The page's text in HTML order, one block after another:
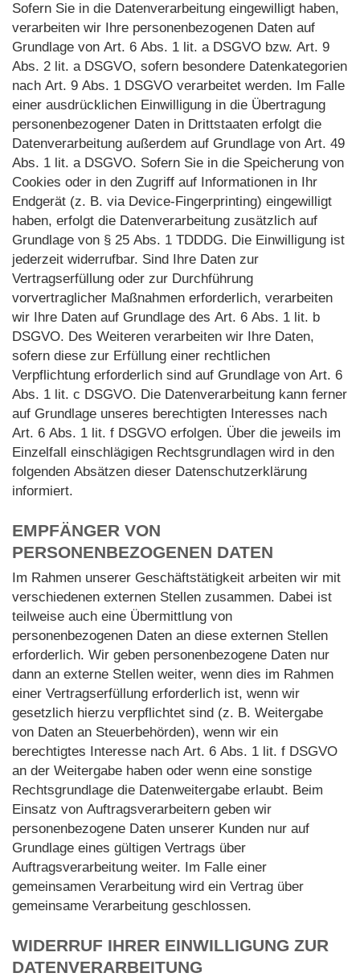
Sofern Sie in die Datenverarbeitung eingewilligt haben,
verarbeiten wir Ihre personenbezogenen Daten auf
Grundlage von Art. 6 Abs. 1 lit. a DSGVO bzw. Art. 9
Abs. 2 lit. a DSGVO, sofern besondere Datenkategorien
nach Art. 9 Abs. 1 DSGVO verarbeitet werden. Im Falle
einer ausdrücklichen Einwilligung in die Übertragung
personenbezogener Daten in Drittstaaten erfolgt die
Datenverarbeitung außerdem auf Grundlage von Art. 49
Abs. 1 lit. a DSGVO. Sofern Sie in die Speicherung von
Cookies oder in den Zugriff auf Informationen in Ihr
Endgerät (z. B. via Device-Fingerprinting) eingewilligt
haben, erfolgt die Datenverarbeitung zusätzlich auf
Grundlage von § 25 Abs. 1 TDDDG. Die Einwilligung ist
jederzeit widerrufbar. Sind Ihre Daten zur
Vertragserfüllung oder zur Durchführung
vorvertraglicher Maßnahmen erforderlich, verarbeiten
wir Ihre Daten auf Grundlage des Art. 6 Abs. 1 lit. b
DSGVO. Des Weiteren verarbeiten wir Ihre Daten,
sofern diese zur Erfüllung einer rechtlichen
Verpflichtung erforderlich sind auf Grundlage von Art. 6
Abs. 1 lit. c DSGVO. Die Datenverarbeitung kann ferner
auf Grundlage unseres berechtigten Interesses nach
Art. 6 Abs. 1 lit. f DSGVO erfolgen. Über die jeweils im
Einzelfall einschlägigen Rechtsgrundlagen wird in den
folgenden Absätzen dieser Datenschutzerklärung
informiert.
EMPFÄNGER VON
PERSONENBEZOGENEN DATEN
Im Rahmen unserer Geschäftstätigkeit arbeiten wir mit
verschiedenen externen Stellen zusammen. Dabei ist
teilweise auch eine Übermittlung von
personenbezogenen Daten an diese externen Stellen
erforderlich. Wir geben personenbezogene Daten nur
dann an externe Stellen weiter, wenn dies im Rahmen
einer Vertragserfüllung erforderlich ist, wenn wir
gesetzlich hierzu verpflichtet sind (z. B. Weitergabe
von Daten an Steuerbehörden), wenn wir ein
berechtigtes Interesse nach Art. 6 Abs. 1 lit. f DSGVO
an der Weitergabe haben oder wenn eine sonstige
Rechtsgrundlage die Datenweitergabe erlaubt. Beim
Einsatz von Auftragsverarbeitern geben wir
personenbezogene Daten unserer Kunden nur auf
Grundlage eines gültigen Vertrags über
Auftragsverarbeitung weiter. Im Falle einer
gemeinsamen Verarbeitung wird ein Vertrag über
gemeinsame Verarbeitung geschlossen.
WIDERRUF IHRER EINWILLIGUNG ZUR
DATENVERARBEITUNG